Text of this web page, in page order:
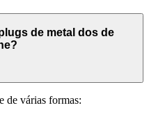
de metal dos de
de várias formas: